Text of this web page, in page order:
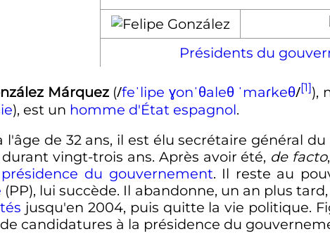
Présidents du
Márquez(/feˈ lipe ɣonˈθaleθ ˈ maɾkeθ/[1]),
), est un homme d'État espagnol.
l'âge de 32 ans, il est élu secrétaire général du
vingt-trois ans. Après avoir été, de facto
présidence du gouvernement. Il reste au
(PP), lui succède. Il abandonne, un an plus
jusqu'en 2004, puis quitte la vie politique.
candidatures à la présidence du